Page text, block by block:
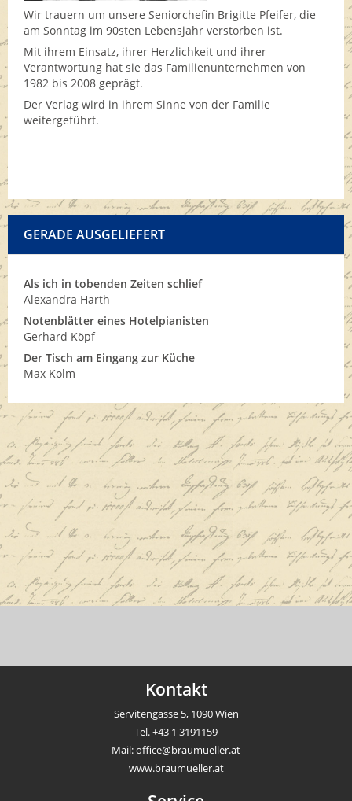
Wir trauern um unsere Seniorchefin Brigitte Pfeifer, die
am Sonntag im 90sten Lebensjahr verstorben ist.
Mit ihrem Einsatz, ihrer Herzlichkeit und ihrer
Verantwortung hat sie das Familienunternehmen von
1982 bis 2008 geprägt.
Der Verlag wird in ihrem Sinne von der Familie
weitergeführt.
GERADE AUSGELIEFERT
Als ich in tobenden Zeiten schlief
Alexandra Harth
Notenblätter eines Hotelpianisten
Gerhard Köpf
Der Tisch am Eingang zur Küche
Max Kolm
Kontakt
Servitengasse 5, 1090 Wien
Tel.+43 1 3191159
Mail:office@braumueller.at
www.braumueller.at